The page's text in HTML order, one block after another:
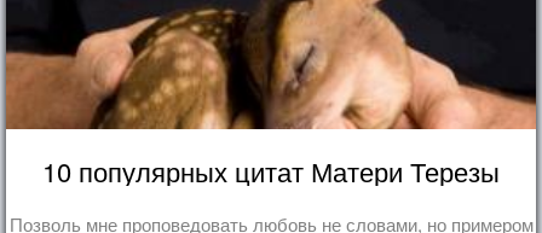
10 популярных цитат Матери Терезы
Позволь мне проповедовать любовь не словами, но примером